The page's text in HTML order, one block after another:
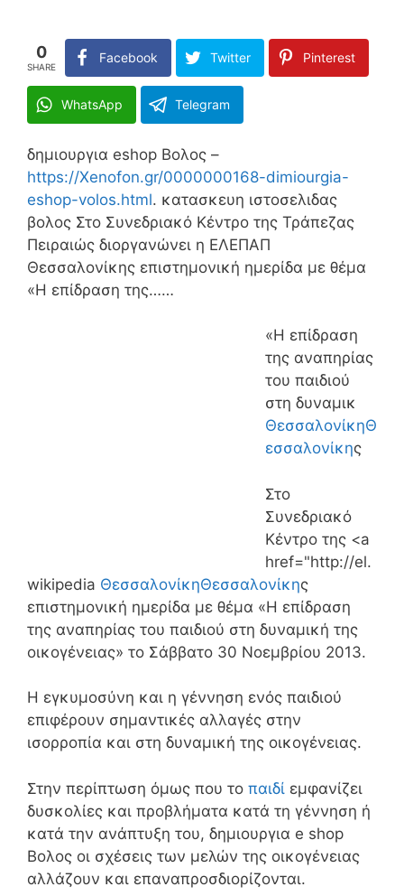
0
SHARE
Facebook Twitter Pinterest
WhatsApp Telegram
δημιουργια eshop Βολος –
https://Xenofon.gr/0000000168-dimiourgia-
eshop-volos.html. κατασκευη ιστοσελιδας
βολος Στο Συνεδριακό Κέντρο της Τράπεζας
Πειραιώς διοργανώνει η ΕΛΕΠΑΠ
Θεσσαλονίκης επιστημονική ημερίδα με θέμα
«Η επίδραση της……
«H επίδραση
της αναπηρίας
του παιδιού
στη δυναμικ
ΘεσσαλονίκηΘ
εσσαλονίκης
Στο
Συνεδριακό
Κέντρο της <a
href="http://el.
wikipedia ΘεσσαλονίκηΘεσσαλονίκης
επιστημονική ημερίδα με θέμα «Η επίδραση
της αναπηρίας του παιδιού στη δυναμική της
οικογένειας» το Σάββατο 30 Νοεμβρίου 2013.
Η εγκυμοσύνη και η γέννηση ενός παιδιού
επιφέρουν σημαντικές αλλαγές στην
ισορροπία και στη δυναμική της οικογένειας.
Στην περίπτωση όμως που το παιδί εμφανίζει
δυσκολίες και προβλήματα κατά τη γέννηση ή
κατά την ανάπτυξη του, δημιουργια e shop
Βολος οι σχέσεις των μελών της οικογένειας
αλλάζουν και επαναπροσδιορίζονται.